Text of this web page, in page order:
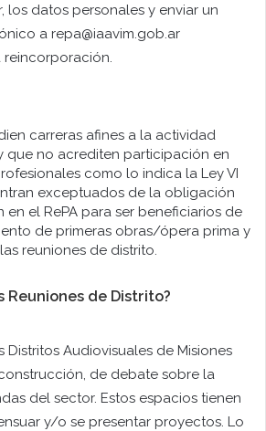
los datos personales y enviar un
a repa@iaavim.gob.ar
carreras afines a la actividad
que no acrediten participación en
como lo indica la Ley VI
exceptuados de la obligación
en el RePA para ser beneficiarios de
de primeras obras/ópera prima y
reuniones de distrito.
Reuniones de Distrito?
Distritos Audiovisuales de Misiones
de debate sobre la
del sector. Estos espacios tienen
y/o se presentar proyectos. Lo